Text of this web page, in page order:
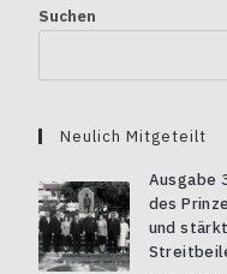
Suchen
Neulich Mitgeteilt
Ausgabe
des
und